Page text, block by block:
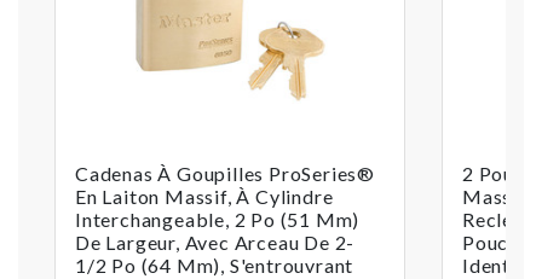
Cadenas À Goupilles ProSeries®
En Laiton Massif, À Cylindre
Interchangeable, 2 Po (51 Mm)
De Largeur, Avec Arceau De 2-
1/2 Po (64 Mm), S'entrouvrant
2
Massif
Pouces